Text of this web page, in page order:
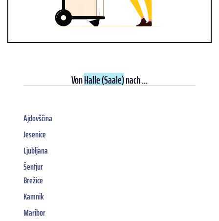
VonHalle (Saale)nach ...
Ajdovščina
Jesenice
Ljubljana
Šentjur
Brežice
Kamnik
Maribor